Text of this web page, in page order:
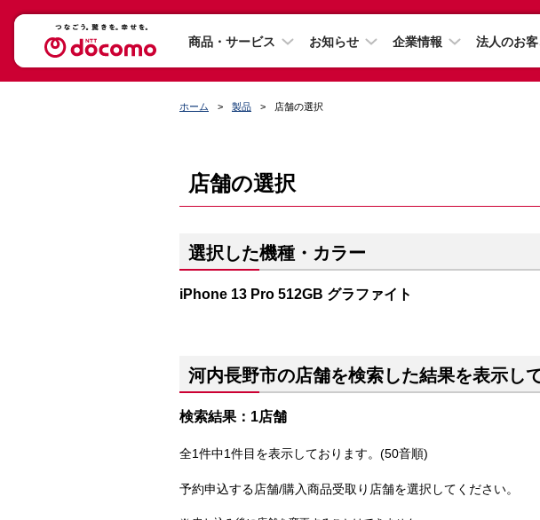
商品・サービス お知らせ 企業情報 法人のお客
ホーム 製品 店舗の選択
店舗の選択
選択した機種・カラー
iPhone 13 Pro 512GB グラファイト
河内長野市の店舗を検索した結果を表示し
検索結果：1店舗
全1件中1件目を表示しております。(50音順)
予約申込する店舗/購入商品受取り店舗を選択してください。